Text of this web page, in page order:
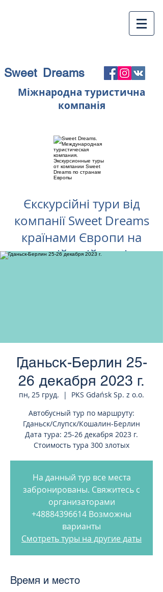
Sweet Dreams
Міжнародна туристична
компанія
Єкскурсійні тури від
компанії Sweet Dreams
країнами Європи на
російській мові
Гданьск-Берлин 25-
26 декабря 2023 г.
пн, 25 груд.
  |
PKS Gdańsk Sp. z o.o.
Автобусный тур по маршруту:
Гданьск/Слупск/Кошалин-Берлин
Дата тура: 25-26 декабря 2023 г.
Стоимость тура 300 злотых
На данный тур все места
забронированы. Свяжитесь с
организаторами
+48884396614 Возможны
варианты
Смотреть туры на другие даты
Время и место